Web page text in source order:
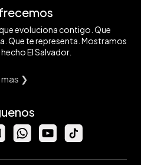
evoluciona contigo. Que
Que te representa. Mostramos
El Salvador.
mas ❯